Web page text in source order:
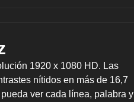
1920 x 1080 HD. Las
nítidos en más de 16,7
ver cada línea, palabra y